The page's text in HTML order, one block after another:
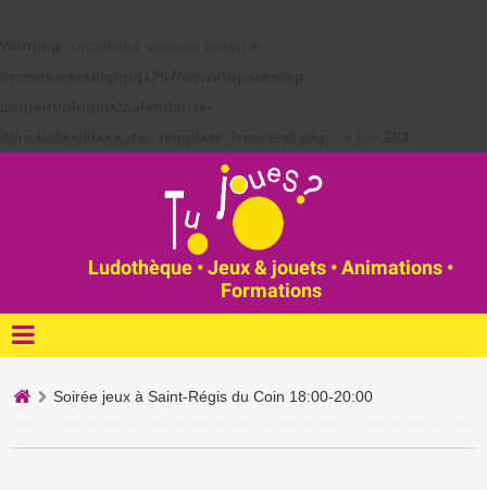
Ludothèque • Jeux & jouets • Animations •
Formations
Soirée jeux à Saint-Régis du Coin 18:00-20:00